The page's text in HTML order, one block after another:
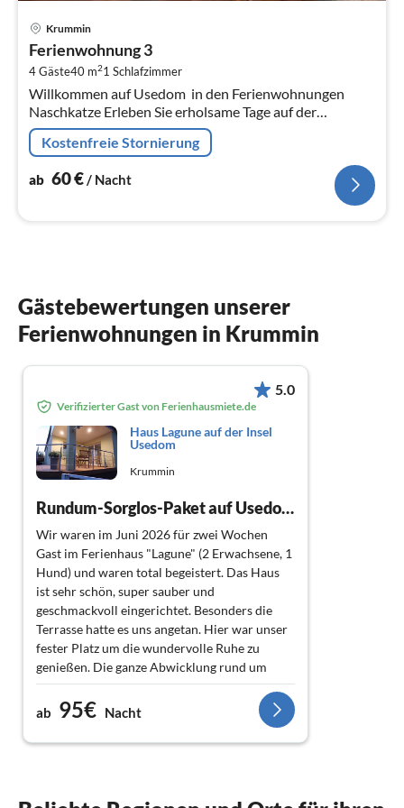
Krummin
Ferienwohnung 3
4 Gäste40 m21 Schlafzimmer
Willkommen auf Usedom  in den Ferienwohnungen
Naschkatze Erleben Sie erholsame Tage auf der
Sonneninsel Usedom in den Ferienwohnungen
Naschkatze im idyllischen Ort Krummin.
Kostenfreie Stornierung
ab 60€/ Nacht
Gästebewertungen unserer
Ferienwohnungen in Krummin
5.0
Verifizierter Gast von Ferienhausmiete.de
Haus Lagune auf der Insel
Usedom
Krummin
Rundum-Sorglos-Paket auf Usedom
Wir waren im Juni 2026 für zwei Wochen
Gast im Ferienhaus "Lagune" (2 Erwachsene, 1
Hund) und waren total begeistert. Das Haus
ist sehr schön, super sauber und
geschmackvoll eingerichtet. Besonders die
Terrasse hatte es uns angetan. Hier war unser
fester Platz um die wundervolle Ruhe zu
genießen. Die ganze Abwicklung rund um
Buchung, Treffen, Einweisung und Abreise
waren total unkompliziert und haben dazu
geführt, daß wir uns von Anfang an super
wohl gefühlt haben und der Urlaub sofort
die Ruhe im Haus genießen). Mit Hund ist ein
ab 95€ Nacht